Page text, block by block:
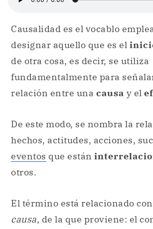
Causalidad es el vocablo
designar aquello que es el
de otra cosa, es decir, se utiliza
fundamentalmente para
relación entre una causa y el
De este modo, se nombra la
hechos, actitudes, acciones,
eventos que están
otros.
El término está relacionado
causa, de la que proviene: el